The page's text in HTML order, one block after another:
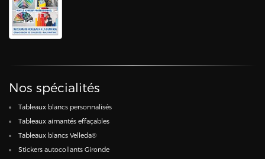
Nos spécialités
Tableaux blancs personnalisés
Tableaux aimantés effaçables
Tableaux blancs Velleda®
Stickers autocollants Gironde